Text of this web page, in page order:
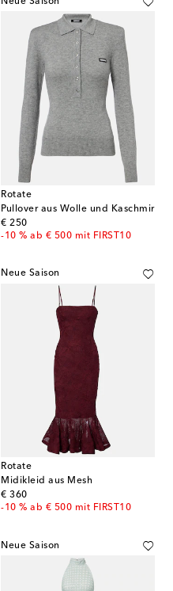
Rotate
Pullover aus Wolle und Kaschmir
€ 250
original price
-10 % ab € 500 mit FIRST10
Neue Saison
Rotate
Midikleid aus Mesh
€ 360
original price
-10 % ab € 500 mit FIRST10
Neue Saison